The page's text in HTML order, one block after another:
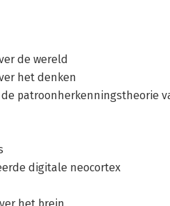
de wereld
het denken
patroonherkenningstheorie
digitale neocortex